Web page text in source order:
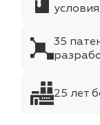
35
25 лет